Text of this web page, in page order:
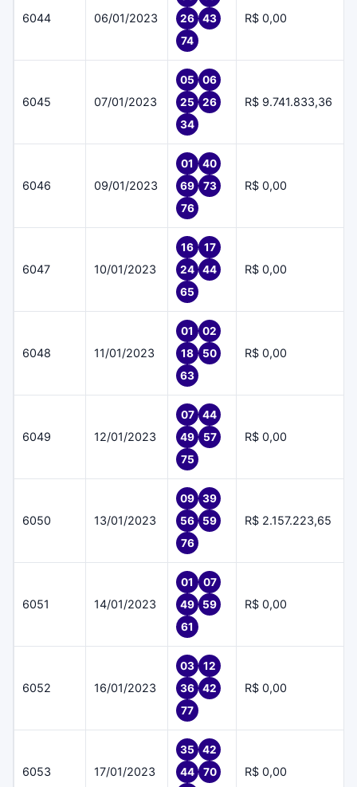
6044 06/01/2023
26
43
74
R$ 0,00
6045 07/01/2023
05
06
25
26
34
R$ 9.741.833,36
6046 09/01/2023
01
40
69
73
76
R$ 0,00
6047 10/01/2023
16
17
24
44
65
R$ 0,00
6048 11/01/2023
01
02
18
50
63
R$ 0,00
6049 12/01/2023
07
44
49
57
75
R$ 0,00
6050 13/01/2023
09
39
56
59
76
R$ 2.157.223,65
6051 14/01/2023
01
07
49
59
61
R$ 0,00
6052 16/01/2023
03
12
36
42
77
R$ 0,00
6053 17/01/2023
35
42
44
70
R$ 0,00